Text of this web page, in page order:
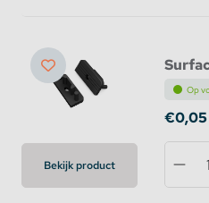
Bekijk product
Op
€0,05